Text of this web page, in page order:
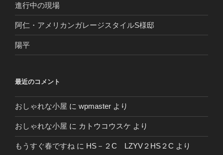
進行中の現場
阿仁・アメリカンガレージスタイルS様邸
陽平
最近のコメント
おしゃれな小屋 に wpmaster より
おしゃれな小屋 に カトウコウスケ より
もうすぐ春ですね に HS－２C LZYV２HS２C より